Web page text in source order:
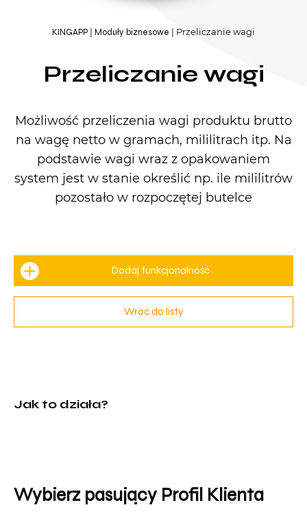
KINGAPP Moduły biznesowe Przeliczanie wagi
Przeliczanie wagi
Możliwość przeliczenia wagi produktu brutto
na wagę netto w gramach, mililitrach itp. Na
podstawie wagi wraz z opakowaniem
system jest w stanie określić np. ile mililitrów
pozostało w rozpoczętej butelce
Dodaj funkcjonalność
Wróć do listy
Jak to działa?
Wybierz pasujący Profil Klienta